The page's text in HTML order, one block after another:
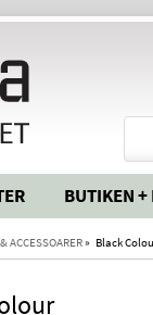
BUTIKEN +
ACCESSOARER» Black